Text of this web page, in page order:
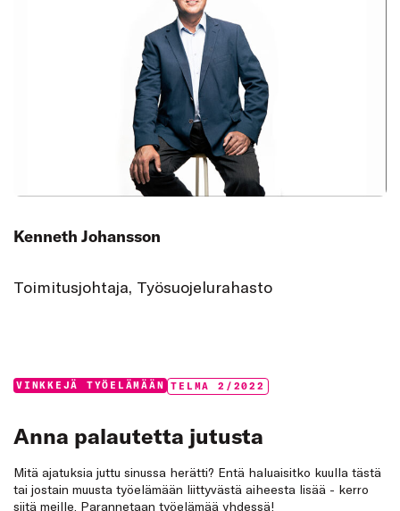
Kenneth Johansson
Toimitusjohtaja, Työsuojelurahasto
Categories:
VINKKEJÄ TYÖELÄMÄÄN Tags:
TELMA 2/2022
Anna palautetta jutusta
Mitä ajatuksia juttu sinussa herätti? Entä haluaisitko kuulla tästä
tai jostain muusta työelämään liittyvästä aiheesta lisää - kerro
siitä meille. Parannetaan työelämää yhdessä!